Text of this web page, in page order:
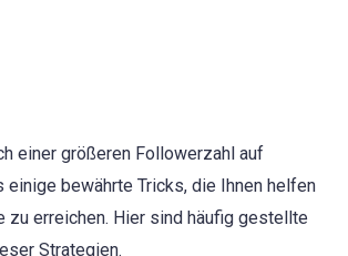
einer größeren Followerzahl auf
einige bewährte Tricks, die Ihnen helfen
zu erreichen. Hier sind häufig gestellte
Strategien.